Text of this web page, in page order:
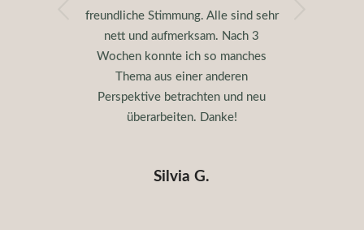
freundliche Stimmung. Alle sind sehr
nett und aufmerksam. Nach 3
Wochen konnte ich so manches
Thema aus einer anderen
Perspektive betrachten und neu
überarbeiten. Danke!
Silvia G.
Next